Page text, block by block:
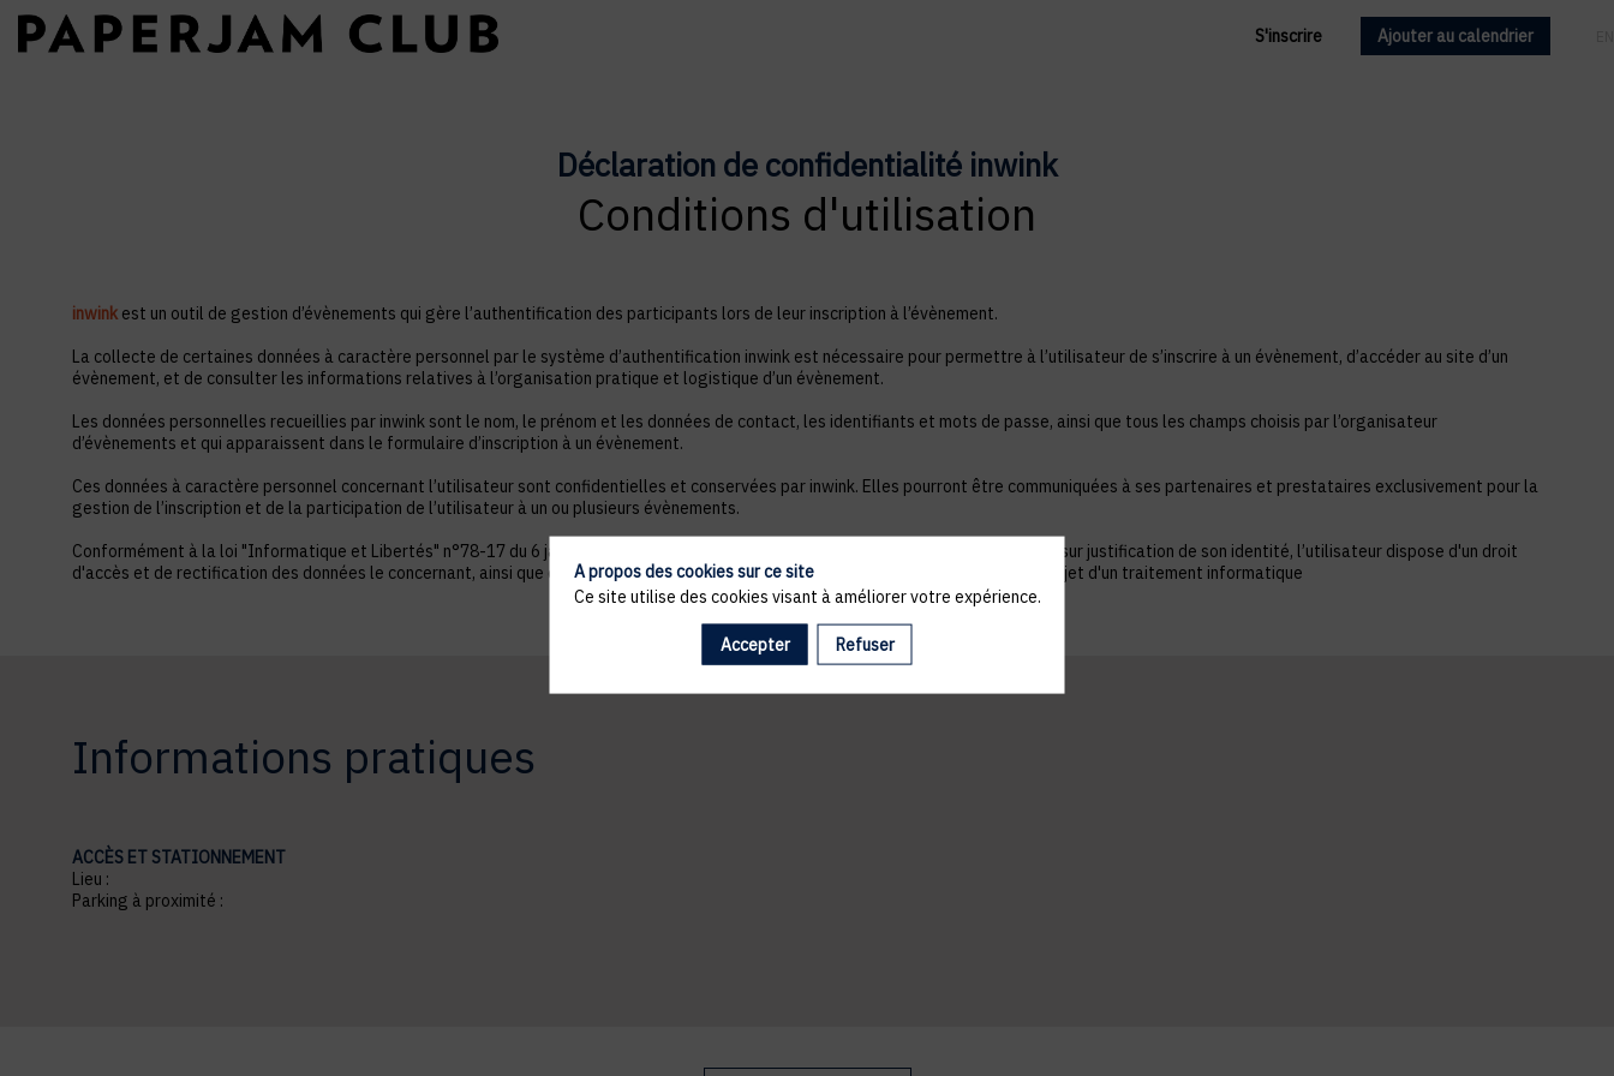
S'inscrire Ajouter au calendrier
Déclaration de confidentialité inwink
Conditions d'utilisation
inwink est un outil de gestion d’évènements qui gère l’authentification des participants lors de leur inscription à l’évènement.
La collecte de certaines données à caractère personnel par le système d’authentification inwink est nécessaire pour permettre à l’utilisateur de s’inscrire à un évènement, d’accéder au site d’un
évènement, et de consulter les informations relatives à l’organisation pratique et logistique d’un évènement.
Les données personnelles recueillies par inwink sont le nom, le prénom et les données de contact, les identifiants et mots de passe, ainsi que tous les champs choisis par l’organisateur
d’évènements et qui apparaissent dans le formulaire d’inscription à un évènement.
Ces données à caractère personnel concernant l’utilisateur sont confidentielles et conservées par inwink. Elles pourront être communiquées à ses partenaires et prestataires exclusivement pour la
gestion de l’inscription et de la participation de l’utilisateur à un ou plusieurs évènements.
Conformément à la loi "Informatique et Libertés" n°78-17 du 6 janvier 1978 telle que modifiée par la loi n°2004-801 du 6 août 2004, sur justification de son identité, l’utilisateur dispose d'un droit
d'accès et de rectification des données le concernant, ainsi que du droit de s’opposer à ce que les données le concernant fassent l'objet d'un traitement informatique
Informations pratiques
ACCÈS ET STATIONNEMENT
Lieu :
Parking à proximité :
A propos des cookies sur ce site
Ce site utilise des cookies visant à améliorer votre expérience.
Accepter Refuser